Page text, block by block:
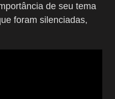
de seu tema
foram silenciadas,